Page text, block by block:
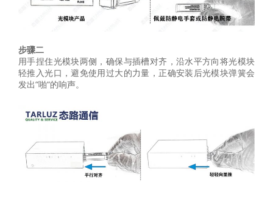
步骤二
用手捏住光模块两侧，确保与插槽对齐，沿水平方向将光模块
轻推入光口，避免使用过大的力量，正确安装后光模块弹簧会
发出“啪“的响声。